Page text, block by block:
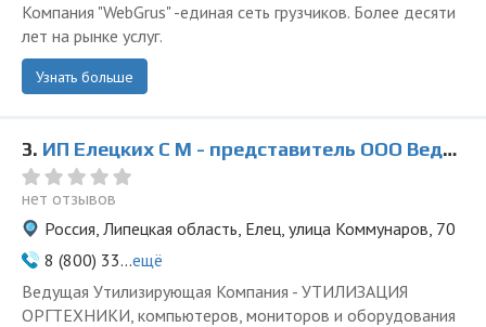
Компания "WebGrus" -единая сеть грузчиков. Более десяти
лет на рынке услуг.
Узнать больше
3. ИП Елецких С М - представитель ООО Ведущая Утилизирующая Компания
нет отзывов
Россия, Липецкая область, Елец, улица Коммунаров, 70
8 (800) 33...ещё
Ведущая Утилизирующая Компания - УТИЛИЗАЦИЯ
ОРГТЕХНИКИ, компьютеров, мониторов и оборудования